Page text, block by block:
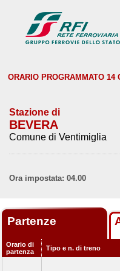
ORARIO PROGRAMMATO
Stazione di
BEVERA
Comune di Ventimiglia
Ora impostata: 04.00
Partenze
Orario di
partenza
Tipo e n. di treno